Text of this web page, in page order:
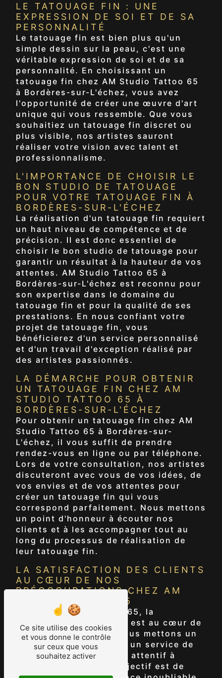
LE TATOUAGE FIN : UNE
EXPRESSION DE SOI ET DE SA
PERSONNALITÉ
Le tatouage fin est bien plus qu'un
simple dessin sur la peau, c'est une
véritable expression de soi et de sa
personnalité. En choisissant un
tatouage fin chez AM Studio Tattoo 65
à Bordères-sur-L'échez, vous avez
l'opportunité de créer une œuvre d'art
unique qui vous ressemble. Que vous
souhaitiez un tatouage fin discret ou
plus visible, nos artistes sauront
réaliser votre vision avec talent et
professionnalisme.
L'IMPORTANCE DE CHOISIR LE
BON STUDIO DE TATOUAGE
POUR VOTRE TATOUAGE FIN À
BORDÈRES-SUR-L'ÉCHEZ
La réalisation d'un tatouage fin requiert
un haut niveau de compétence et de
précision. Il est donc essentiel de
choisir le bon studio de tatouage pour
garantir un résultat à la hauteur de vos
attentes. AM Studio Tattoo 65 à
Bordères-sur-L'échez est reconnu pour
son expertise dans le domaine du
tatouage fin et pour la qualité de ses
prestations. En nous confiant votre
projet de tatouage fin, vous
bénéficierez d'un service personnalisé
et d'un travail d'exception réalisé par
des artistes passionnés.
LA DÉMARCHE POUR OBTENIR
UN TATOUAGE FIN CHEZ AM
STUDIO TATTOO 65 À
BORDÈRES-SUR-L'ÉCHEZ
Pour obtenir un tatouage fin chez AM
Studio Tattoo 65 à Bordères-sur-
L'échez, il vous suffit de prendre
rendez-vous en ligne ou par téléphone.
Lors de votre consultation, nos artistes
discuteront avec vous de vos idées, de
vos envies et de vos attentes pour
créer un tatouage fin qui vous
correspond parfaitement. Nous mettons
un point d'honneur à écouter nos
clients et à les accompagner tout au
long du processus de réalisation de
leur tatouage fin.
LA SATISFACTION DES CLIENTS
AU CŒUR DE NOS
PRÉOCCUPATIONS CHEZ AM
STUDIO TATTOO 65
Chez AM Studio Tattoo 65, la
satisfaction des clients est au cœur de
nos préoccupations. Nous mettons un
point d'honneur à offrir un service de
qualité, personnalisé et attentif à
chaque détail. Notre objectif est de
Ce site utilise des cookies
et vous donne le contrôle
sur ceux que vous
souhaitez activer